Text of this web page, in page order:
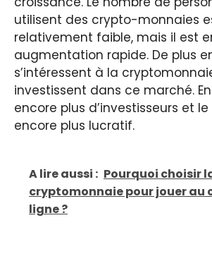
utilisent des crypto-monnaies
relativement faible, mais il est
augmentation rapide. De plus
s’intéressent à la
investissent dans ce marché.
encore plus d’investisseurs et
encore plus lucratif.
A lire aussi : Pourquoi choisir
cryptomonnaie pour jouer au
ligne ?